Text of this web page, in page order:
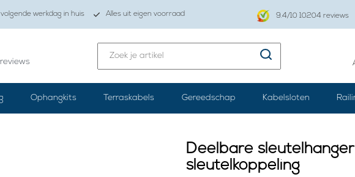
werkdag in huis Alles uit eigen voorraad 9.4/10 10204 reviews
Ophangkits Terraskabels Gereedschap Kabelsloten
Deelbare
sleutelkoppeling